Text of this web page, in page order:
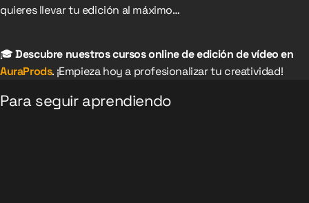
quieres llevar tu edición al máximo…
🎓Descubre nuestros cursos online de edición de vídeo en
AuraProds. ¡Empieza hoy a profesionalizar tu creatividad!
Para seguir aprendiendo